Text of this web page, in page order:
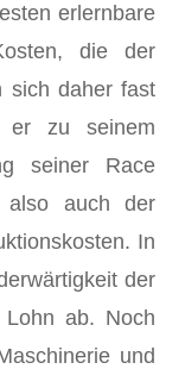
erlernbare
die der
sich daher fast
er zu seinem
seiner Race
also auch der
In
der
ab. Noch
und